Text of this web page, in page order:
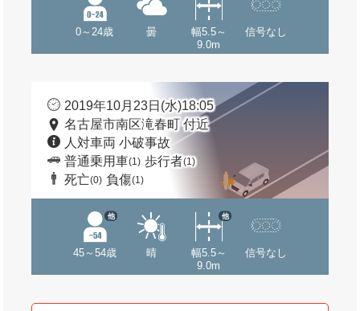
0～24歳 曇
幅5.5～
9.0m
信号なし
2019年10月23日(水)18:05
名古屋市南区滝春町 付近
人対車両 小破事故
普通乗用車(1) 歩行者(1)
死亡(0) 負傷(1)
45～54歳
他
晴
幅5.5～
9.0m
他
信号なし